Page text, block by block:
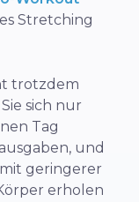
Stretching
trotzdem
sich nur
Tag
und
geringerer
erholen